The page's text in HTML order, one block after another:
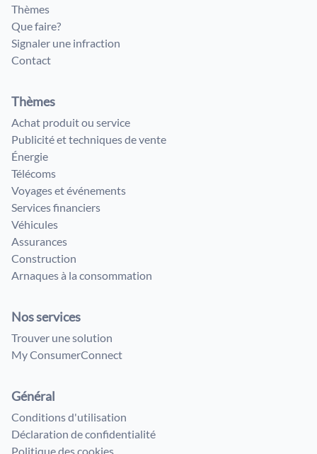
Thèmes
Que faire?
Signaler une infraction
Contact
Thèmes
Achat produit ou service
Publicité et techniques de vente
Énergie
Télécoms
Voyages et événements
Services financiers
Véhicules
Assurances
Construction
Arnaques à la consommation
Nos services
Trouver une solution
My ConsumerConnect
Général
Conditions d'utilisation
Déclaration de confidentialité
Politique des cookies